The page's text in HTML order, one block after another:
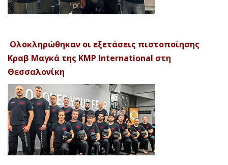
Ολοκληρώθηκαν οι εξετάσεις πιστοποίησης
Κραβ Μαγκά της KMP International στη
Θεσσαλονίκη